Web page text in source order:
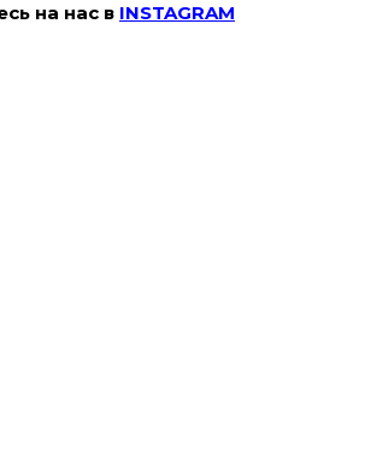
на наc в INSTAGRAM